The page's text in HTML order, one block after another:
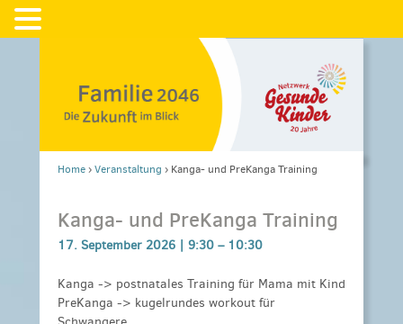
Home›Veranstaltung › Kanga- und PreKanga Training
Kanga- und PreKanga Training
17. September 2026 | 9:30 – 10:30
Kanga -> postnatales Training für Mama mit Kind
PreKanga -> kugelrundes workout für